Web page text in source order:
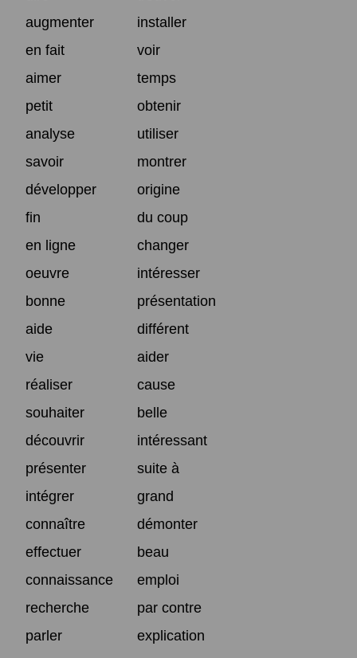
augmenter
installer
en fait
voir
aimer
temps
petit
obtenir
analyse
utiliser
savoir
montrer
développer
origine
fin
du coup
en ligne
changer
oeuvre
intéresser
bonne
présentation
aide
différent
vie
aider
réaliser
cause
souhaiter
belle
découvrir
intéressant
présenter
suite à
intégrer
grand
connaître
démonter
effectuer
beau
connaissance
emploi
recherche
par contre
parler
explication